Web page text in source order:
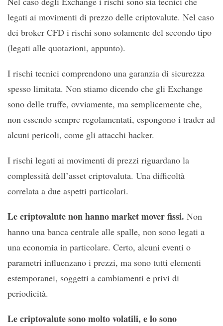
legati ai movimenti di prezzo delle criptovalute. Nel caso
dei broker CFD i rischi sono solamente del secondo tipo
(legati alle quotazioni, appunto).
I rischi tecnici comprendono una garanzia di sicurezza
spesso limitata. Non stiamo dicendo che gli Exchange
sono delle truffe, ovviamente, ma semplicemente che,
non essendo sempre regolamentati, espongono i trader ad
alcuni pericoli, come gli attacchi hacker.
I rischi legati ai movimenti di prezzi riguardano la
complessità dell’asset criptovaluta. Una difficoltà
correlata a due aspetti particolari.
Le criptovalute non hanno market mover fissi. Non
hanno una banca centrale alle spalle, non sono legati a
una economia in particolare. Certo, alcuni eventi o
parametri influenzano i prezzi, ma sono tutti elementi
estemporanei, soggetti a cambiamenti e privi di
periodicità.
Le criptovalute sono molto volatili, e lo sono